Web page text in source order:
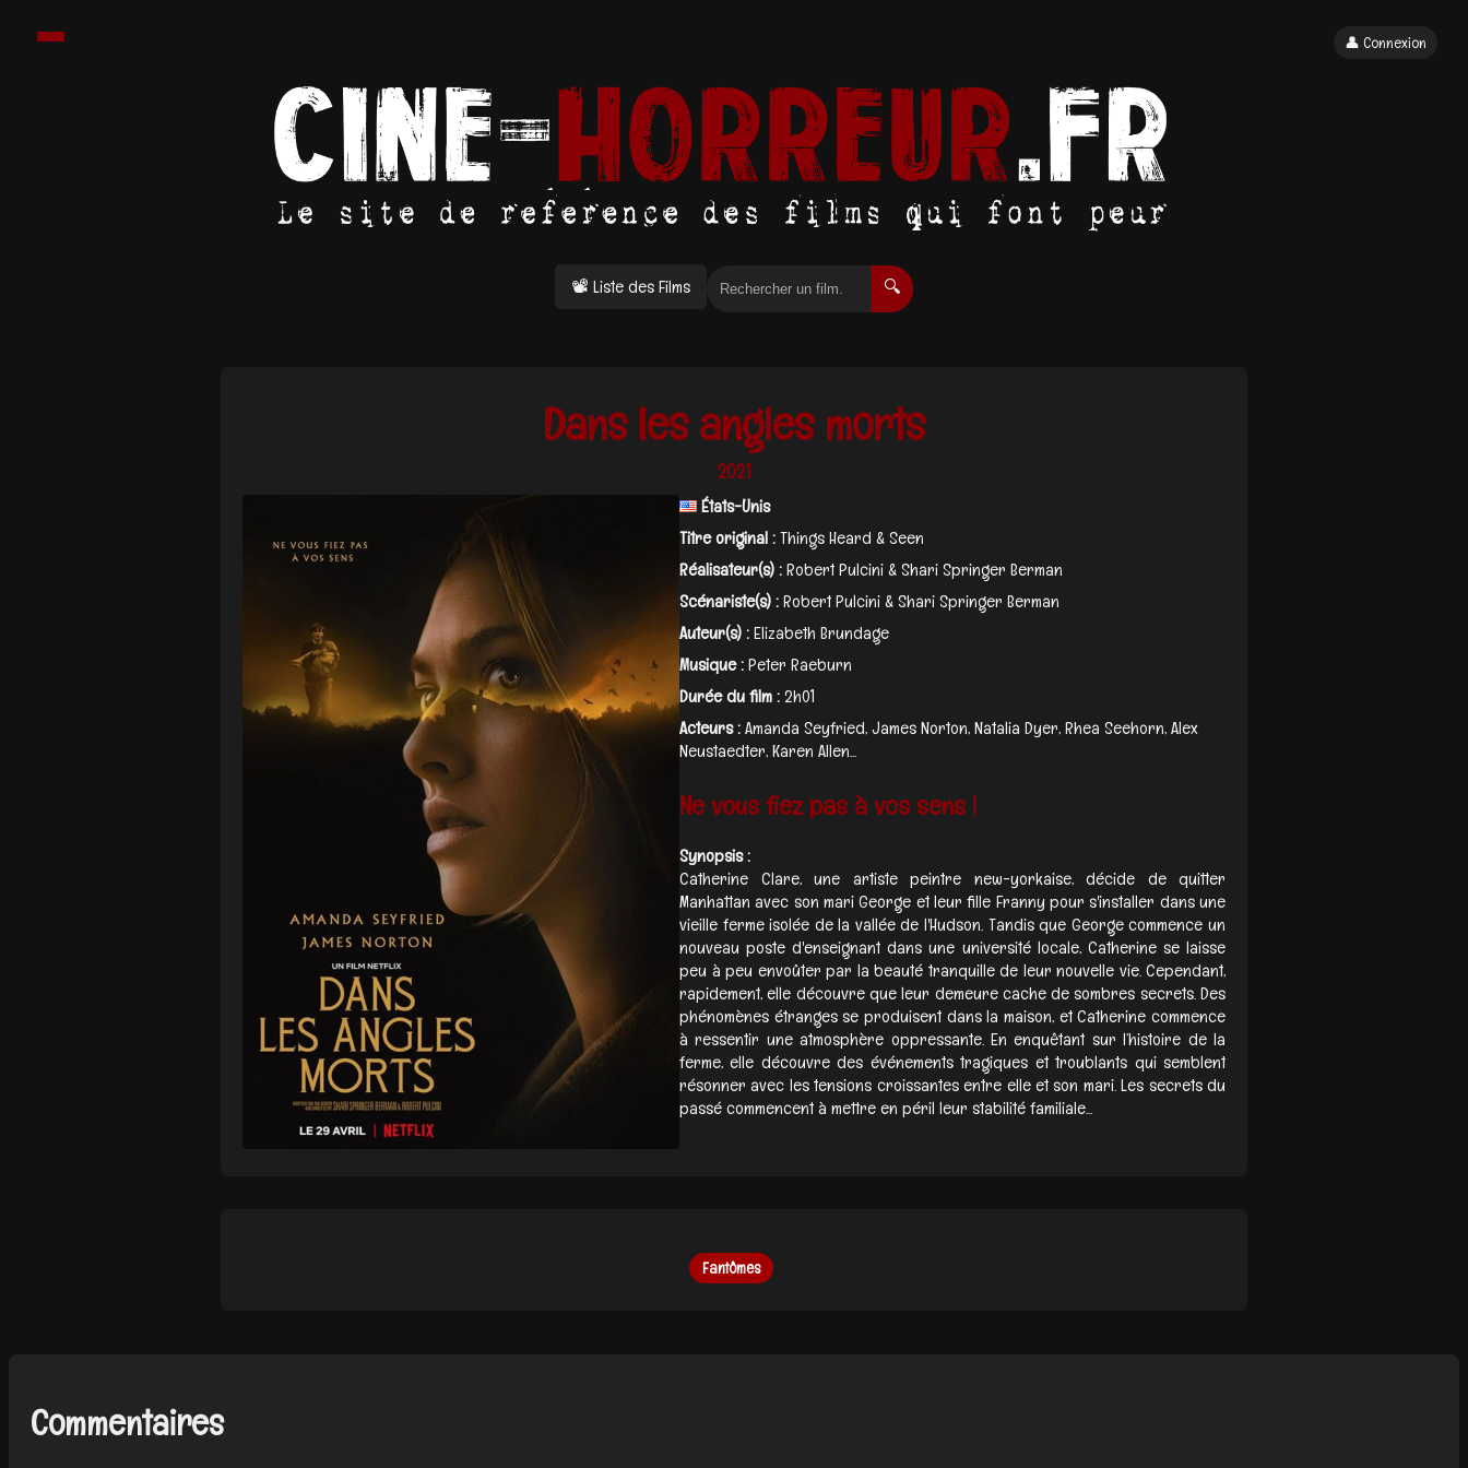
📽 Liste des Films 🔍
👤 Connexion
Dans les angles morts
2021
États-Unis
Titre original :Things Heard & Seen
Réalisateur(s) :Robert Pulcini & Shari Springer Berman
Scénariste(s) :Robert Pulcini & Shari Springer Berman
Auteur(s) :Elizabeth Brundage
Musique :Peter Raeburn
Durée du film :2h01
Acteurs :Amanda Seyfried, James Norton, Natalia Dyer, Rhea Seehorn, Alex
Neustaedter, Karen Allen...
Ne vous fiez pas à vos sens !
Synopsis :
Catherine Clare, une artiste peintre new-yorkaise, décide de quitter
Manhattan avec son mari George et leur fille Franny pour s'installer dans une
vieille ferme isolée de la vallée de l'Hudson. Tandis que George commence un
nouveau poste d'enseignant dans une université locale, Catherine se laisse
peu à peu envoûter par la beauté tranquille de leur nouvelle vie. Cependant,
rapidement, elle découvre que leur demeure cache de sombres secrets. Des
phénomènes étranges se produisent dans la maison, et Catherine commence
à ressentir une atmosphère oppressante. En enquêtant sur l’histoire de la
ferme, elle découvre des événements tragiques et troublants qui semblent
résonner avec les tensions croissantes entre elle et son mari. Les secrets du
passé commencent à mettre en péril leur stabilité familiale...
Fantômes
Commentaires